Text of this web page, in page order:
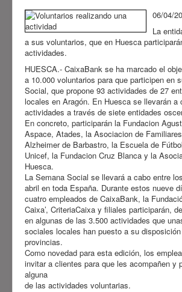
06/04/
La
a sus voluntarios, que en Huesca
actividades.
HUESCA.- CaixaBank se ha marcado el
a 10.000 voluntarios para que participen en
Social, que propone 93 actividades de 27
locales en Aragón. En Huesca se llevarán a
actividades a través de siete entidades
En concreto, participarán la Fundacion
Aspace, Atades, la Asociacion de
Alzheimer de Barbastro, la Escuela de
Unicef, la Fundacion Cruz Blanca y la
Huesca.
La Semana Social se llevará a cabo entre
abril en toda España. Durante estos nueve
cuatro empleados de CaixaBank, la
Caixa’, CriteriaCaixa y filiales participarán,
en algunas de las 3.500 actividades que
sociales locales han puesto a su
provincias.
Como novedad para esta edición, los
invitar a clientes para que les acompañen y
alguna
de las actividades voluntarias.